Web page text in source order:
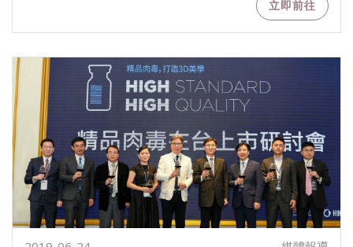
立即前往